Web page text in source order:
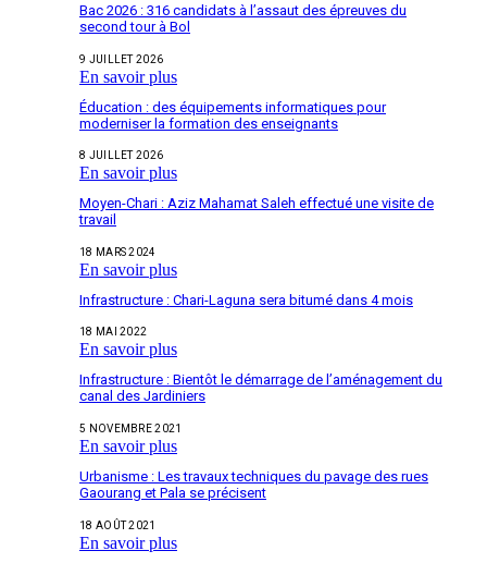
Bac 2026 : 316 candidats à l’assaut des épreuves du
second tour à Bol
9 JUILLET 2026
En savoir plus
Éducation : des équipements informatiques pour
moderniser la formation des enseignants
8 JUILLET 2026
En savoir plus
Moyen-Chari : Aziz Mahamat Saleh effectué une visite de
travail
18 MARS 2024
En savoir plus
Infrastructure : Chari-Laguna sera bitumé dans 4 mois
18 MAI 2022
En savoir plus
Infrastructure : Bientôt le démarrage de l’aménagement du
canal des Jardiniers
5 NOVEMBRE 2021
En savoir plus
Urbanisme : Les travaux techniques du pavage des rues
Gaourang et Pala se précisent
18 AOÛT 2021
En savoir plus